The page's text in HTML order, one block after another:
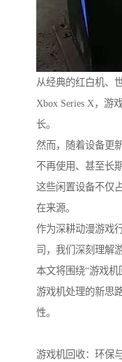
从经典的红白机、
Xbox Series X，游
长。
然而，随着设备更
不再使用、甚至长
这些闲置设备不仅
在来源。
作为深耕动漫游戏
司，我们深刻理解
本文将围绕“游戏
游戏机处理的新思
性。
游戏机回收：环保